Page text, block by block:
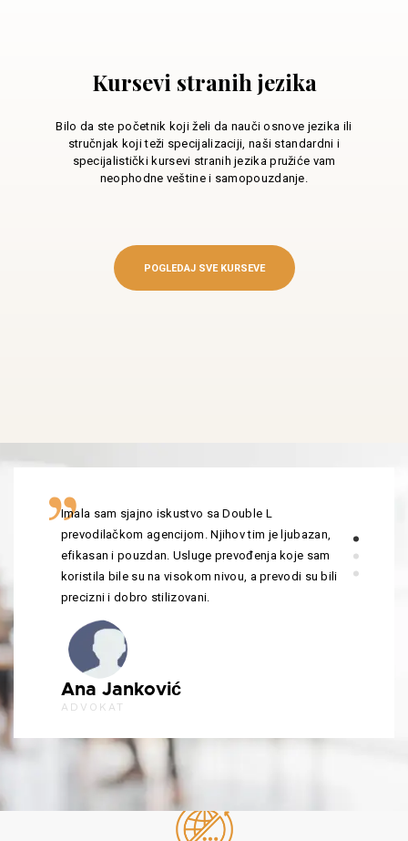
Kursevi stranih jezika
Bilo da ste početnik koji želi da nauči osnove jezika ili
stručnjak koji teži specijalizaciji, naši standardni i
specijalistički kursevi stranih jezika pružiće vam
neophodne veštine i samopouzdanje.
POGLEDAJ SVE KURSEVE
Imala sam sjajno iskustvo sa Double L
prevodilačkom agencijom. Njihov tim je ljubazan,
efikasan i pouzdan. Usluge prevođenja koje sam
koristila bile su na visokom nivou, a prevodi su bili
precizni i dobro stilizovani.
Ana Janković
ADVOKAT